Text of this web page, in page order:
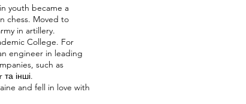
youth became a
chess. Moved to
in artillery.
College. For
engineer in leading
such as
інші.
and fell in love with